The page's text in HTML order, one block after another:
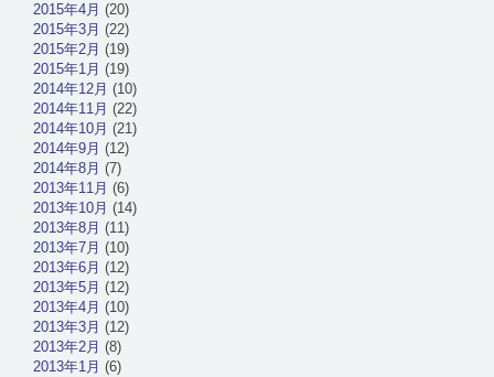
2015年4月 (20)
2015年3月 (22)
2015年2月 (19)
2015年1月 (19)
2014年12月 (10)
2014年11月 (22)
2014年10月 (21)
2014年9月 (12)
2014年8月 (7)
2013年11月 (6)
2013年10月 (14)
2013年8月 (11)
2013年7月 (10)
2013年6月 (12)
2013年5月 (12)
2013年4月 (10)
2013年3月 (12)
2013年2月 (8)
2013年1月 (6)